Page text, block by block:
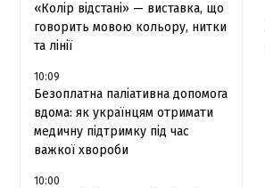
«Колір відстані» — виставка, що
говорить мовою кольору, нитки
та лінії
10:09
Безоплатна паліативна допомога
вдома: як українцям отримати
медичну підтримку під час
важкої хвороби
10:00